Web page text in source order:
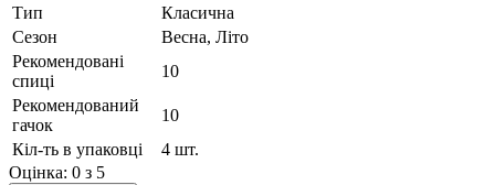
Тип
Класична
Сезон
Весна, Літо
Рекомендовані
спиці
10
Рекомендований
гачок
10
Кіл-ть в упаковці
4 шт.
Оцінка: 0 з 5